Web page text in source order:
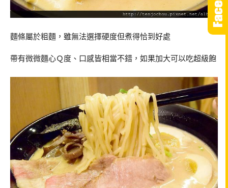
麵條屬於粗麵，雖無法選擇硬度但煮得恰到好處
帶有微微麵心Ｑ度、口感皆相當不錯，如果加大可以吃超級飽